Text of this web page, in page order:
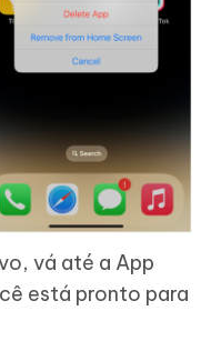
vá até a App
está pronto para